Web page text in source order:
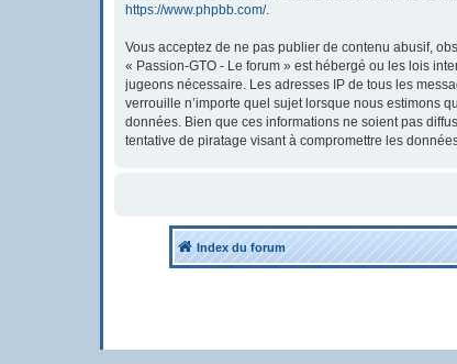
https://www.phpbb.com/.
Vous acceptez de ne pas publier de contenu abusif,
« Passion-GTO - Le forum » est hébergé ou les lois
jugeons nécessaire. Les adresses IP de tous les
verrouille n’importe quel sujet lorsque nous estimons
données. Bien que ces informations ne soient pas
tentative de piratage visant à compromettre les
Index du forum